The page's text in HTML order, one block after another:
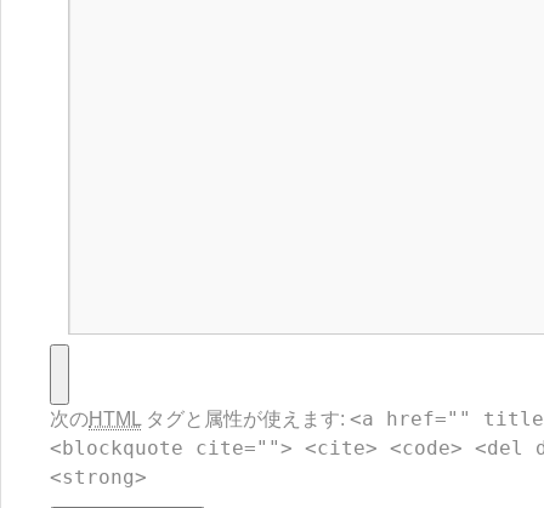
次のHTML タグと属性が使えます: <a href=""
<blockquote cite=""> <cite> <code> <del
<strong>